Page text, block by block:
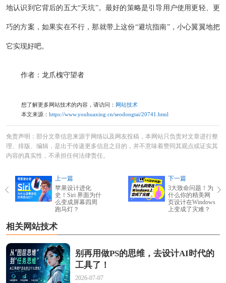
地认识到它背后的五大“天坑”。最好的策略是引导用户使用更轻、更
巧的方案，如果实在不行，那就带上这份“避坑指南”，小心翼翼地把
它实现好吧。
作者：龙爪槐守望者
想了解更多网站技术的内容，请访问： 网站技术
本文来源： https://www.youhuaxing.cn/seodongtai/20741.html
免责声明：部分文章信息来源于网络以及网友投稿，本网站只负责对文章进行整
理、排版、编辑，是出于传递更多信息之目的，并不意味着赞同其观点或证实其
内容的真实性，不承担任何法律责任。
上一篇
苹果设计进化
史！Siri 界面为什
么变成屏幕四周
跑马灯？
下一篇
3大致命问题！为
什么你的精美网
页设计在Windows
上变成了灾难？
相关网站技术
别再用做PS的思维，去设计AI时代的
工具了！
2026-07-07